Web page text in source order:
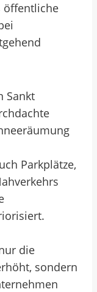
öffentliche
Sankt
Parkplätze,
die
sondern